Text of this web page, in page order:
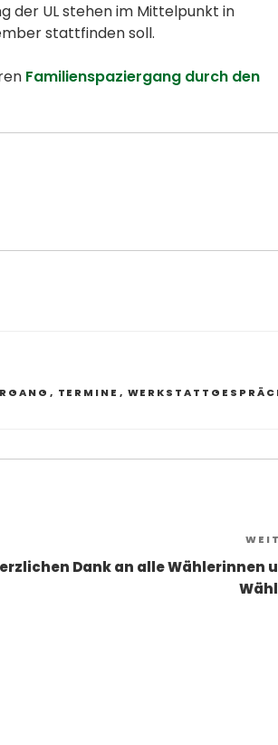
der UL stehen im Mittelpunkt in
stattfinden soll.
Familienspaziergang durch den
, TERMINE ,
Dank an alle Wählerinnen